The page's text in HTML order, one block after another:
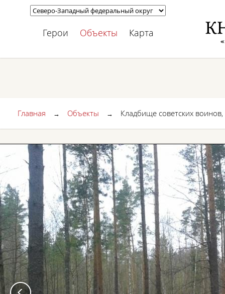
Герои Объекты Карта
Главная → Объекты → Кладбище советских